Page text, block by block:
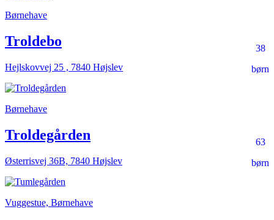
Børnehave
38
børn
Troldebo
Hejlskovvej 25 , 7840 Højslev
Børnehave
63
børn
Troldegården
Østerrisvej 36B, 7840 Højslev
Vuggestue, Børnehave